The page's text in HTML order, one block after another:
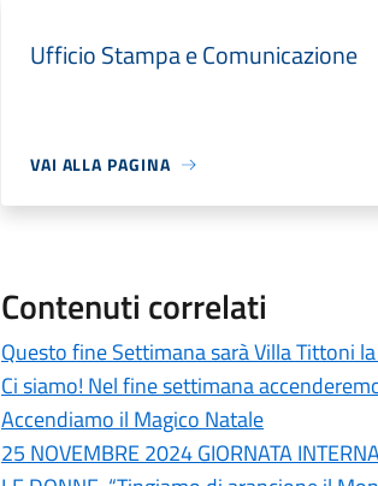
Ufficio Stampa e Comunicazione
VAI ALLA PAGINA
Contenuti correlati
Questo fine Settimana sarà Villa Tittoni
Ci siamo! Nel fine settimana
Accendiamo il Magico Natale
25 NOVEMBRE 2024 GIORNATA